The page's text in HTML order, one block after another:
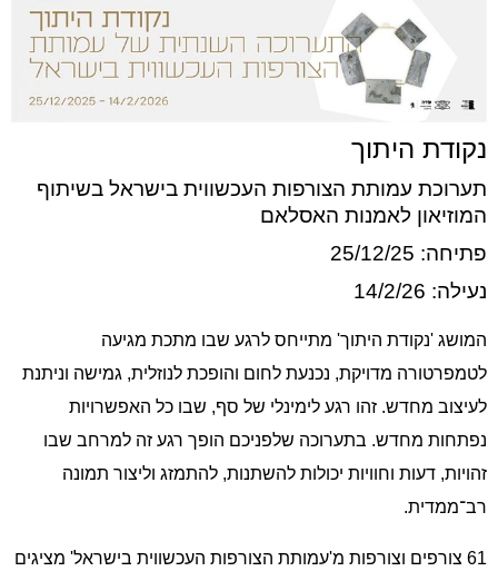
נקודת היתוך
תערוכת עמותת הצורפות העכשווית בישראל בשיתוף
המוזיאון לאמנות האסלאם
פתיחה: 25/12/25
נעילה: 14/2/26
המושג 'נקודת היתוך' מתייחס לרגע שבו מתכת מגיעה
לטמפרטורה מדויקת, נכנעת לחום והופכת לנוזלית, גמישה וניתנת
לעיצוב מחדש. זהו רגע לימינלי של סף, שבו כל האפשרויות
נפתחות מחדש. בתערוכה שלפניכם הופך רגע זה למרחב שבו
זהויות, דעות וחוויות יכולות להשתנות, להתמזג וליצור תמונה
רב־ממדית.
61 צורפים וצורפות מ'עמותת הצורפות העכשווית בישראל' מציגים